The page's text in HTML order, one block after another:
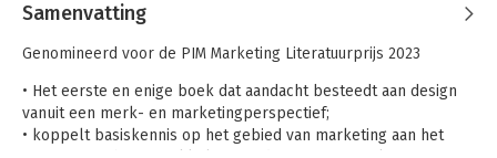
Samenvatting
Genomineerd voor de PIM Marketing Literatuurprijs 2023
• Het eerste en enige boek dat aandacht besteedt aan design
vanuit een merk- en marketingperspectief;
• koppelt basiskennis op het gebied van marketing aan het